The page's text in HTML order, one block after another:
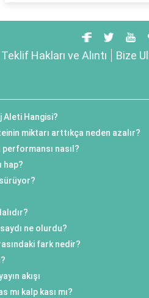
Teklif Hakları ve Alıntı Bize
Aleti Hangisi?
miktarı arttıkça neden azalır?
nasıl?
hap?
ne olurdu?
fark nedir?
akışı
mı kalp kası mı?